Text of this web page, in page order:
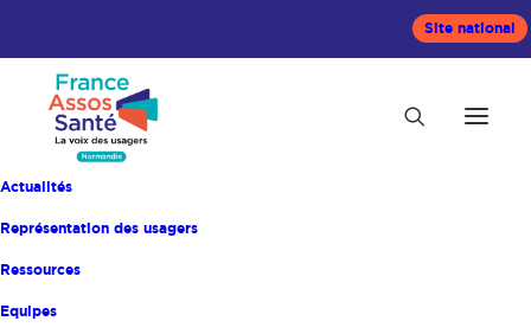
Site national
Actualités
Représentation des usagers
Ressources
Equipes
11ème Journée